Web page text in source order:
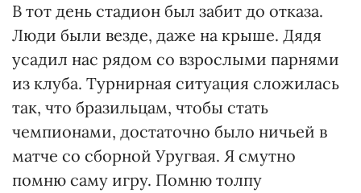
В тот день стадион был забит до отказа.
Люди были везде, даже на крыше. Дядя
усадил нас рядом со взрослыми парнями
из клуба. Турнирная ситуация сложилась
так, что бразильцам, чтобы стать
чемпионами, достаточно было ничьей в
матче со сборной Уругвая. Я смутно
помню саму игру. Помню толпу